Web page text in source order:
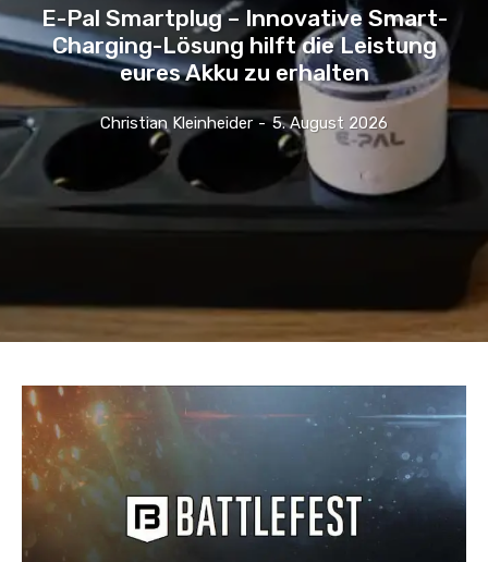
E-Pal Smartplug – Innovative Smart-
Charging-Lösung hilft die Leistung
eures Akku zu erhalten
Christian Kleinheider - 5. August 2026